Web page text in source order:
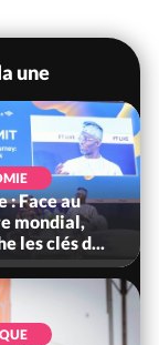
une
: Face au
mondial,
les clés d...